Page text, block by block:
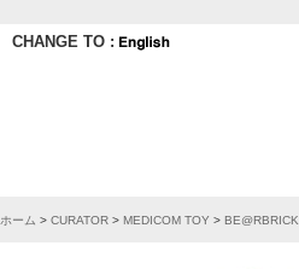
CHANGE TO :
ホーム > CURATOR > MEDICOM TOY > BE@RBRICK